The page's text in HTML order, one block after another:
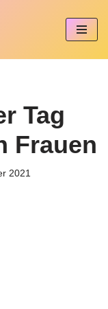
Tag
Frauen
2021